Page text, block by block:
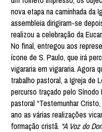
nova etapa na caminhada da
assembleia dirigiram-se
realizou a celebração da
No final, entregou aos
ícone de S. Paulo, que irá
vigararia em vigararia. Agora
trabalho pastoral, a Igreja de
percurso traçado pelo
pastoral “Testemunhar
ano as várias realizações
formação cristã. “A Voz do